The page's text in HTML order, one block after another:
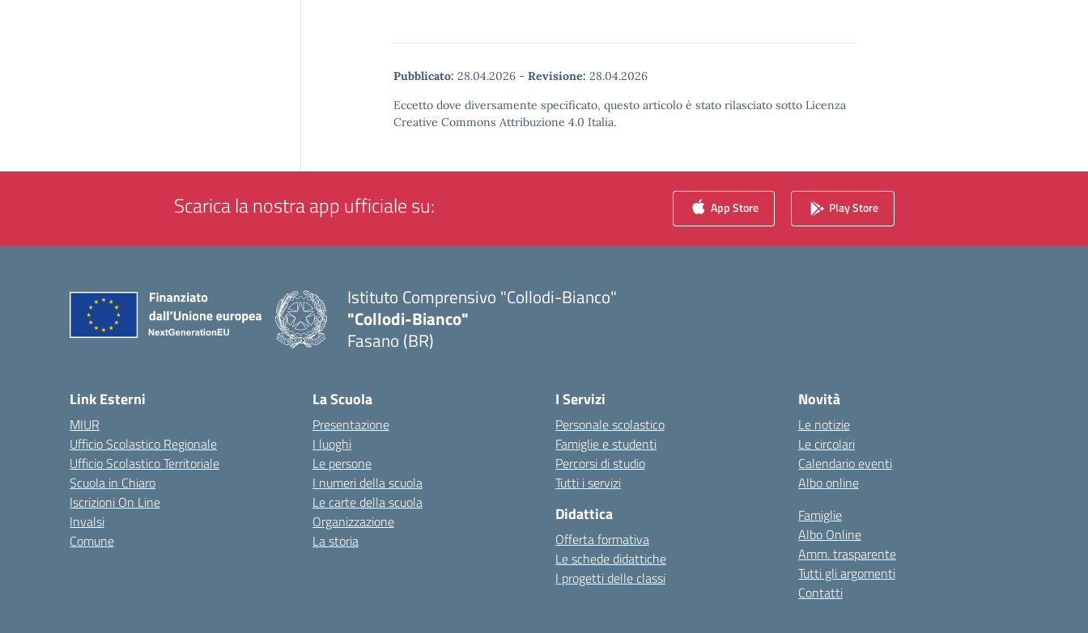
Pubblicato: 28.04.2026 - Revisione: 28.04.2026
Eccetto dove diversamente specificato, questo articolo è stato rilasciato sotto Licenza
Creative Commons Attribuzione 4.0 Italia.
Scarica la nostra app ufficiale su: App Store Play Store
Istituto Comprensivo "Collodi-Bianco"
"Collodi-Bianco"
Fasano (BR)
Link Esterni
MIUR
Ufficio Scolastico Regionale
Ufficio Scolastico Territoriale
Scuola in Chiaro
Iscrizioni On Line
Invalsi
Comune
La Scuola
Presentazione
I luoghi
Le persone
I numeri della scuola
Le carte della scuola
Organizzazione
La storia
I Servizi
Personale scolastico
Famiglie e studenti
Percorsi di studio
Tutti i servizi
Didattica
Offerta formativa
Le schede didattiche
I progetti delle classi
Novità
Le notizie
Le circolari
Calendario eventi
Albo online
Famiglie
Albo Online
Amm. trasparente
Tutti gli argomenti
Contatti